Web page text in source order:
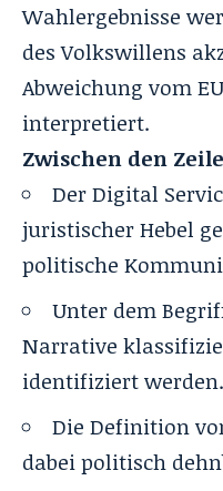
Wahlergebnisse
des Volkswillens
Abweichung vom
interpretiert.
Zwischen den
Der Digital
juristischer Hebel
politische
Unter dem
Narrative
identifiziert werden.
Die Definition
dabei politisch